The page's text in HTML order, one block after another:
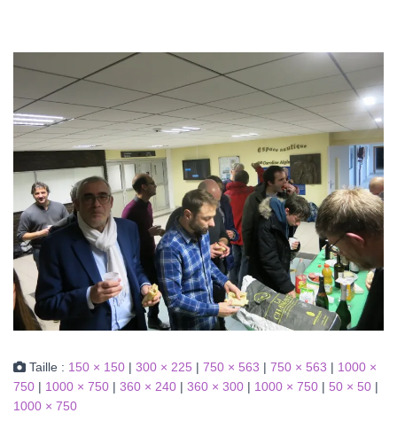
Taille : 150 × 150 | 300 × 225 | 750 × 563 | 750 × 563 | 1000 ×
750 | 1000 × 750 | 360 × 240 | 360 × 300 | 1000 × 750 | 50 × 50 |
1000 × 750